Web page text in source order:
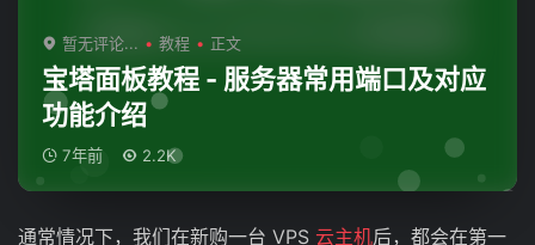
暂无评论... 教程 正文
宝塔面板教程 - 服务器常用端口及对应
功能介绍
7年前 2.2K
通常情况下，我们在新购一台 VPS 云主机后，都会在第一